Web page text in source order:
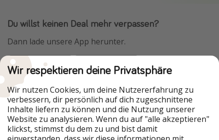
Du willst keinen Deal mehr verpassen?
Dann lade unsere App herunter.
Urlaubspiraten ist Teil der HolidayPirates Group
Unsere Märkte
PiratinViaggio
HolidayPirates
VakantiePiraten
WakacyjniPiraci
Wir respektieren deine Privatsphäre
Wir nutzen Cookies, um deine Nutzererfahrung zu
verbessern, dir persönlich auf dich zugeschnittene
Inhalte liefern zu können und die Nutzung unserer
Website zu analysieren. Wenn du auf "alle akzeptieren"
klickst, stimmst du dem zu und bist damit